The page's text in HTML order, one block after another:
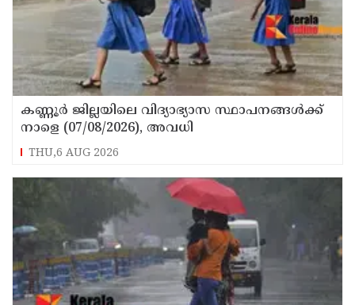
കണ്ണൂർ ജില്ലയിലെ വിദ്യാഭ്യാസ സ്ഥാപനങ്ങള്‍ക്ക്
നാളെ (07/08/2026), അവധി
THU,6 AUG 2026